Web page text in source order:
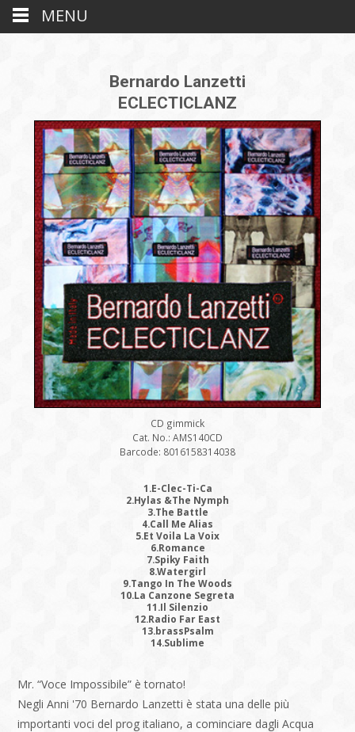
Bernardo Lanzetti
ECLECTICLANZ
CD gimmick
Cat. No.: AMS140CD
Barcode: 8016158314038
1.E-Clec-Ti-Ca
2.Hylas &The Nymph
3.The Battle
4.Call Me Alias
5.Et Voila La Voix
6.Romance
7.Spiky Faith
8.Watergirl
9.Tango In The Woods
10.La Canzone Segreta
11.Il Silenzio
12.Radio Far East
13.brassPsalm
14.Sublime
Mr. “Voce Impossibile” è tornato!
Negli Anni '70 Bernardo Lanzetti è stata una delle più
importanti voci del prog italiano, a cominciare dagli Acqua
MENU